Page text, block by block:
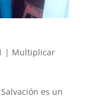
| Multiplicar
es un